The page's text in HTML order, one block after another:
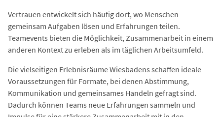
Vertrauen entwickelt sich häufig dort, wo Menschen
gemeinsam Aufgaben lösen und Erfahrungen teilen.
Teamevents bieten die Möglichkeit, Zusammenarbeit in einem
anderen Kontext zu erleben als im täglichen Arbeitsumfeld.
Die vielseitigen Erlebnisräume Wiesbadens schaffen ideale
Voraussetzungen für Formate, bei denen Abstimmung,
Kommunikation und gemeinsames Handeln gefragt sind.
Dadurch können Teams neue Erfahrungen sammeln und